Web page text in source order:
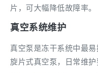
片，可大幅降低故障率。
真空系统维护
真空泵是冻干系统中最
旋片式真空泵，日常维护